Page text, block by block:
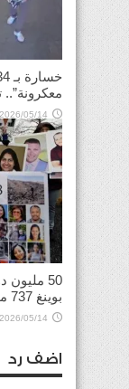
2026/05/14
50
بوينغ 737 ماكس
2026/05/14
اضف رد